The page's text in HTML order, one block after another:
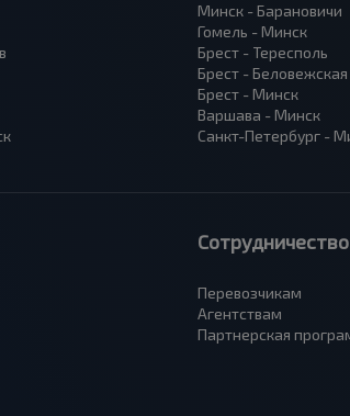
Минск - Барановичи
Гомель - Минск
Брест - Тересполь
Брест -
Брест - Минск
Варшава - Минск
Санкт-Петербург -
Сотрудничество
Перевозчикам
Агентствам
Партнерская